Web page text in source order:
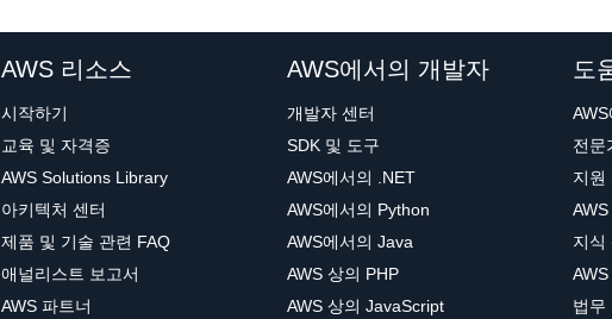
AWS 리소스
시작하기
교육 및 자격증
AWS Solutions Library
아키텍처 센터
제품 및 기술 관련 FAQ
애널리스트 보고서
AWS 파트너
AWS에서의 개발자
개발자 센터
SDK 및 도구
AWS에서의 .NET
AWS에서의 Python
AWS에서의 Java
AWS 상의 PHP
AWS 상의 JavaScript
도
전문
지원
지식
법무